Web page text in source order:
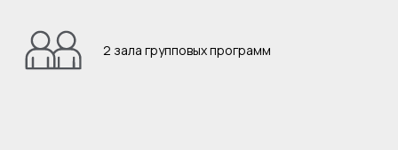
2 зала групповых программ